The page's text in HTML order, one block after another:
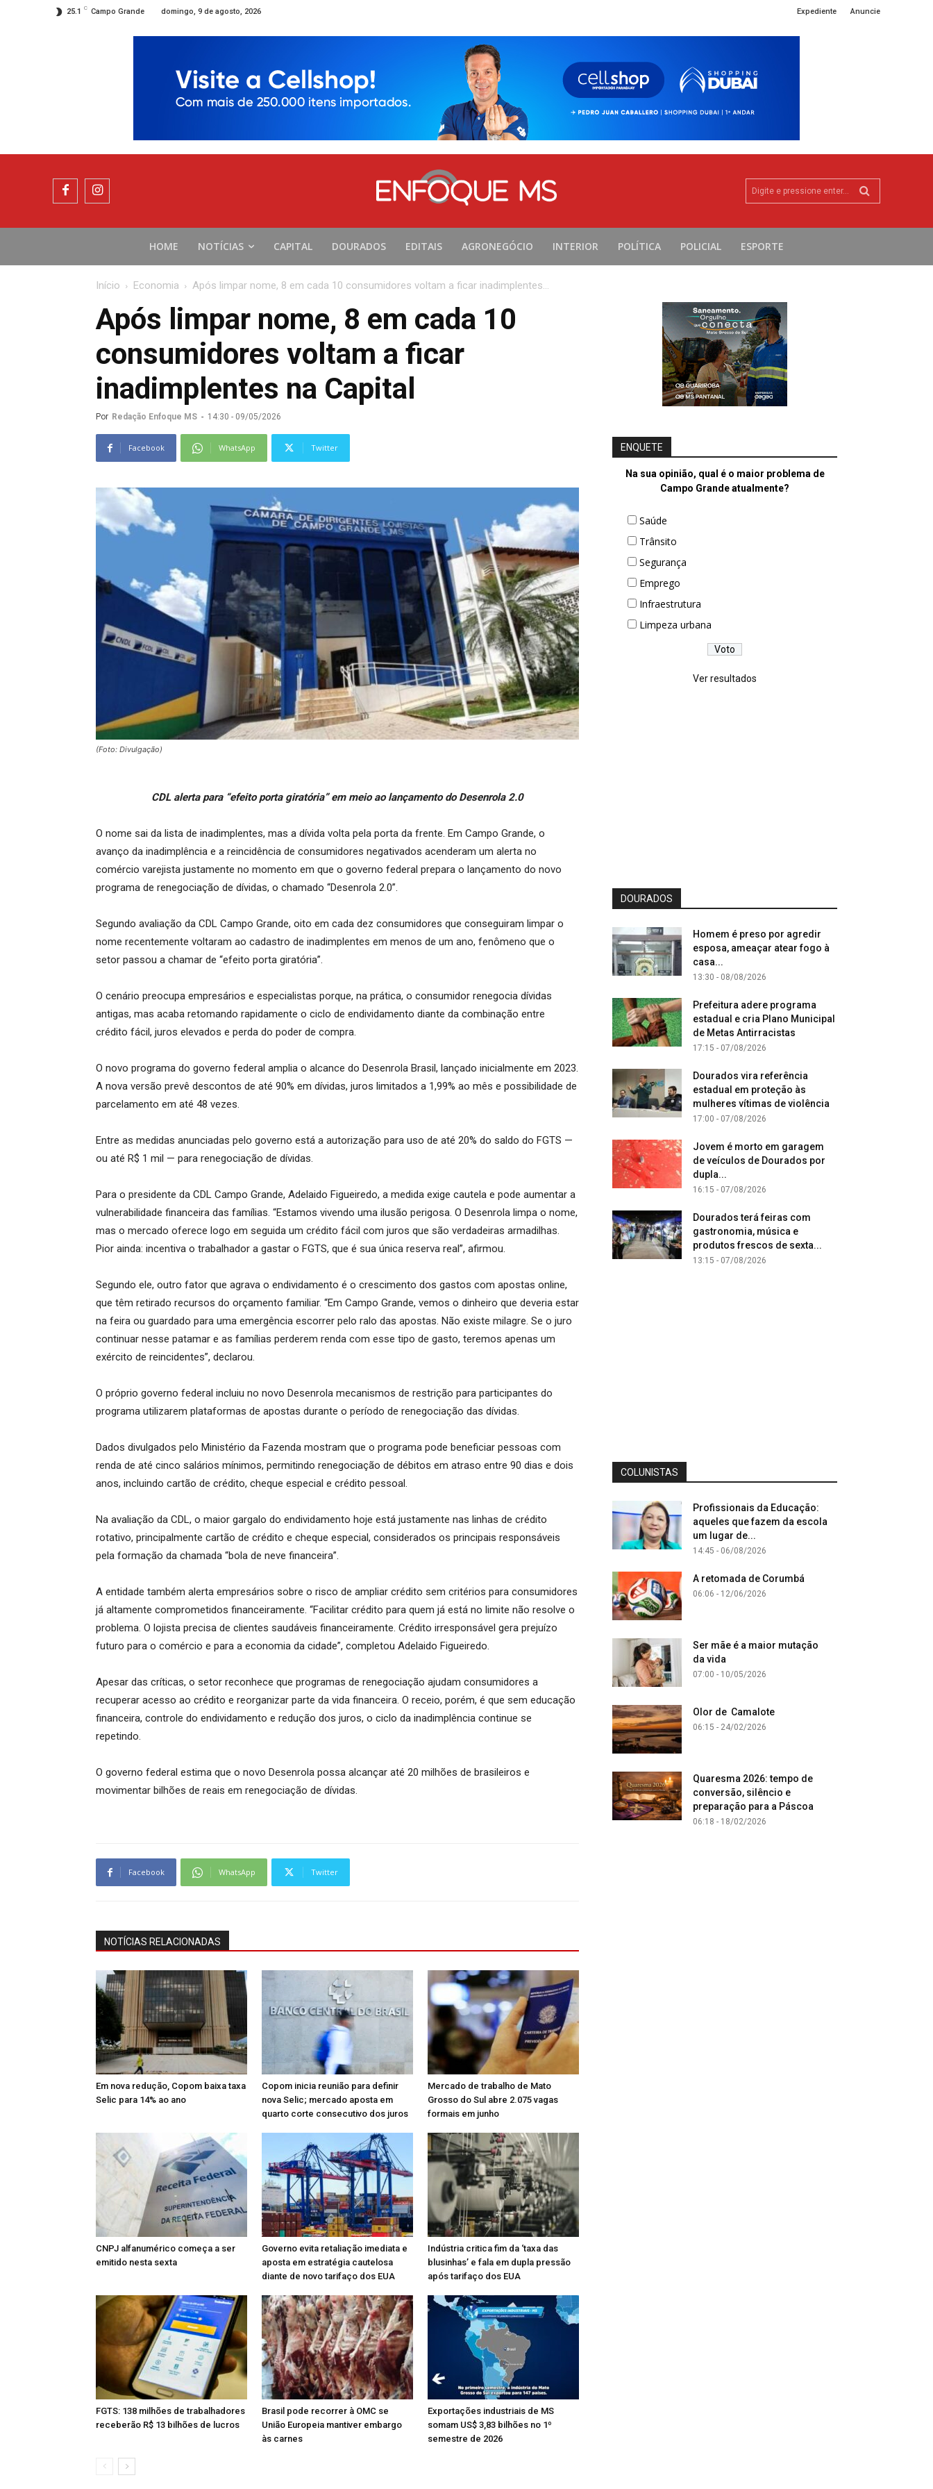
25.1 C Campo Grande domingo, 9 de agosto, 2026 Expediente Anuncie
Digite e pressione enter...
HOME NOTÍCIAS CAPITAL DOURADOS EDITAIS AGRONEGÓCIO INTERIOR POLÍTICA POLICIAL ESPORTE
Início Economia Após limpar nome, 8 em cada 10 consumidores voltam a ficar inadimplentes...
Após limpar nome, 8 em cada 10
consumidores voltam a ficar
inadimplentes na Capital
Por Redação Enfoque MS - 14:30 - 09/05/2026
Facebook WhatsApp Twitter
(Foto: Divulgação)
CDL alerta para “efeito porta giratória” em meio ao lançamento do Desenrola 2.0
O nome sai da lista de inadimplentes, mas a dívida volta pela porta da frente. Em Campo Grande, o
avanço da inadimplência e a reincidência de consumidores negativados acenderam um alerta no
comércio varejista justamente no momento em que o governo federal prepara o lançamento do novo
programa de renegociação de dívidas, o chamado “Desenrola 2.0”.
Segundo avaliação da CDL Campo Grande, oito em cada dez consumidores que conseguiram limpar o
nome recentemente voltaram ao cadastro de inadimplentes em menos de um ano, fenômeno que o
setor passou a chamar de “efeito porta giratória”.
O cenário preocupa empresários e especialistas porque, na prática, o consumidor renegocia dívidas
antigas, mas acaba retomando rapidamente o ciclo de endividamento diante da combinação entre
crédito fácil, juros elevados e perda do poder de compra.
O novo programa do governo federal amplia o alcance do Desenrola Brasil, lançado inicialmente em 2023.
A nova versão prevê descontos de até 90% em dívidas, juros limitados a 1,99% ao mês e possibilidade de
parcelamento em até 48 vezes.
Entre as medidas anunciadas pelo governo está a autorização para uso de até 20% do saldo do FGTS —
ou até R$ 1 mil — para renegociação de dívidas.
Para o presidente da CDL Campo Grande, Adelaido Figueiredo, a medida exige cautela e pode aumentar a
vulnerabilidade financeira das famílias. “Estamos vivendo uma ilusão perigosa. O Desenrola limpa o nome,
mas o mercado oferece logo em seguida um crédito fácil com juros que são verdadeiras armadilhas.
Pior ainda: incentiva o trabalhador a gastar o FGTS, que é sua única reserva real”, afirmou.
Segundo ele, outro fator que agrava o endividamento é o crescimento dos gastos com apostas online,
que têm retirado recursos do orçamento familiar. “Em Campo Grande, vemos o dinheiro que deveria estar
na feira ou guardado para uma emergência escorrer pelo ralo das apostas. Não existe milagre. Se o juro
continuar nesse patamar e as famílias perderem renda com esse tipo de gasto, teremos apenas um
exército de reincidentes”, declarou.
O próprio governo federal incluiu no novo Desenrola mecanismos de restrição para participantes do
programa utilizarem plataformas de apostas durante o período de renegociação das dívidas.
Dados divulgados pelo Ministério da Fazenda mostram que o programa pode beneficiar pessoas com
renda de até cinco salários mínimos, permitindo renegociação de débitos em atraso entre 90 dias e dois
anos, incluindo cartão de crédito, cheque especial e crédito pessoal.
Na avaliação da CDL, o maior gargalo do endividamento hoje está justamente nas linhas de crédito
rotativo, principalmente cartão de crédito e cheque especial, considerados os principais responsáveis
pela formação da chamada “bola de neve financeira”.
A entidade também alerta empresários sobre o risco de ampliar crédito sem critérios para consumidores
já altamente comprometidos financeiramente. “Facilitar crédito para quem já está no limite não resolve o
problema. O lojista precisa de clientes saudáveis financeiramente. Crédito irresponsável gera prejuízo
futuro para o comércio e para a economia da cidade”, completou Adelaido Figueiredo.
Apesar das críticas, o setor reconhece que programas de renegociação ajudam consumidores a
recuperar acesso ao crédito e reorganizar parte da vida financeira. O receio, porém, é que sem educação
financeira, controle do endividamento e redução dos juros, o ciclo da inadimplência continue se
repetindo.
O governo federal estima que o novo Desenrola possa alcançar até 20 milhões de brasileiros e
movimentar bilhões de reais em renegociação de dívidas.
Facebook WhatsApp Twitter
NOTÍCIAS RELACIONADAS
Em nova redução, Copom baixa taxa
Selic para 14% ao ano
Copom inicia reunião para definir
nova Selic; mercado aposta em
quarto corte consecutivo dos juros
Mercado de trabalho de Mato
Grosso do Sul abre 2.075 vagas
formais em junho
CNPJ alfanumérico começa a ser
emitido nesta sexta
Governo evita retaliação imediata e
aposta em estratégia cautelosa
diante de novo tarifaço dos EUA
Indústria critica fim da ‘taxa das
blusinhas’ e fala em dupla pressão
após tarifaço dos EUA
FGTS: 138 milhões de trabalhadores
receberão R$ 13 bilhões de lucros
Brasil pode recorrer à OMC se
União Europeia mantiver embargo
às carnes
Exportações industriais de MS
somam US$ 3,83 bilhões no 1º
semestre de 2026
ENQUETE
Na sua opinião, qual é o maior problema de
Campo Grande atualmente?
Saúde
Trânsito
Segurança
Emprego
Infraestrutura
Limpeza urbana
Ver resultados
DOURADOS
Homem é preso por agredir
esposa, ameaçar atear fogo à
casa...
13:30 - 08/08/2026
Prefeitura adere programa
estadual e cria Plano Municipal
de Metas Antirracistas
17:15 - 07/08/2026
Dourados vira referência
estadual em proteção às
mulheres vítimas de violência
17:00 - 07/08/2026
Jovem é morto em garagem
de veículos de Dourados por
dupla...
16:15 - 07/08/2026
Dourados terá feiras com
gastronomia, música e
produtos frescos de sexta...
13:15 - 07/08/2026
COLUNISTAS
Profissionais da Educação:
aqueles que fazem da escola
um lugar de...
14:45 - 06/08/2026
A retomada de Corumbá
06:06 - 12/06/2026
Ser mãe é a maior mutação
da vida
07:00 - 10/05/2026
Olor de Camalote
06:15 - 24/02/2026
Quaresma 2026: tempo de
conversão, silêncio e
preparação para a Páscoa
06:18 - 18/02/2026